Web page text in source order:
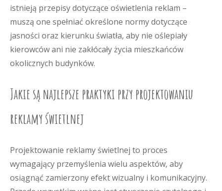
istnieją przepisy dotyczące oświetlenia reklam –
muszą one spełniać określone normy dotyczące
jasności oraz kierunku światła, aby nie oślepiały
kierowców ani nie zakłócały życia mieszkańców
okolicznych budynków.
Jakie są najlepsze praktyki przy projektowaniu
reklamy świetlnej
Projektowanie reklamy świetlnej to proces
wymagający przemyślenia wielu aspektów, aby
osiągnąć zamierzony efekt wizualny i komunikacyjny.